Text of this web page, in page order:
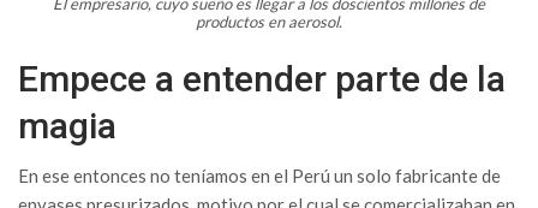
productos en aerosol.
Empece a entender parte de la
magia
En ese entonces no teníamos en el Perú un solo fabricante de